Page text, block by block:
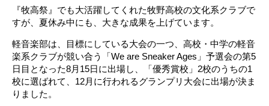
『牧高祭』でも大活躍してくれた牧野高校の文化系クラブで
すが、夏休み中にも、大きな成果を上げています。
軽音楽部は、目標にしている大会の一つ、高校・中学の軽音
楽系クラブが競い合う「We are Sneaker Ages」予選会の第5
日目となった8月15日に出場し、「優秀賞校」2校のうちの1
校に選ばれて、12月に行われるグランプリ大会に出場が決ま
りました。